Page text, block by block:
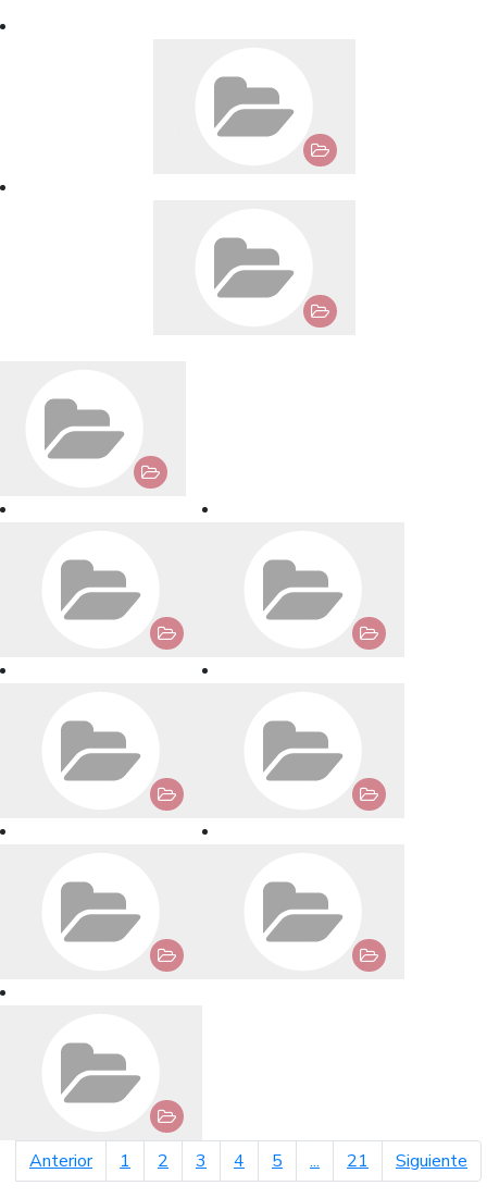
Anteriorpágina anterior
1 2 3 4 5 ... 21 Siguiente